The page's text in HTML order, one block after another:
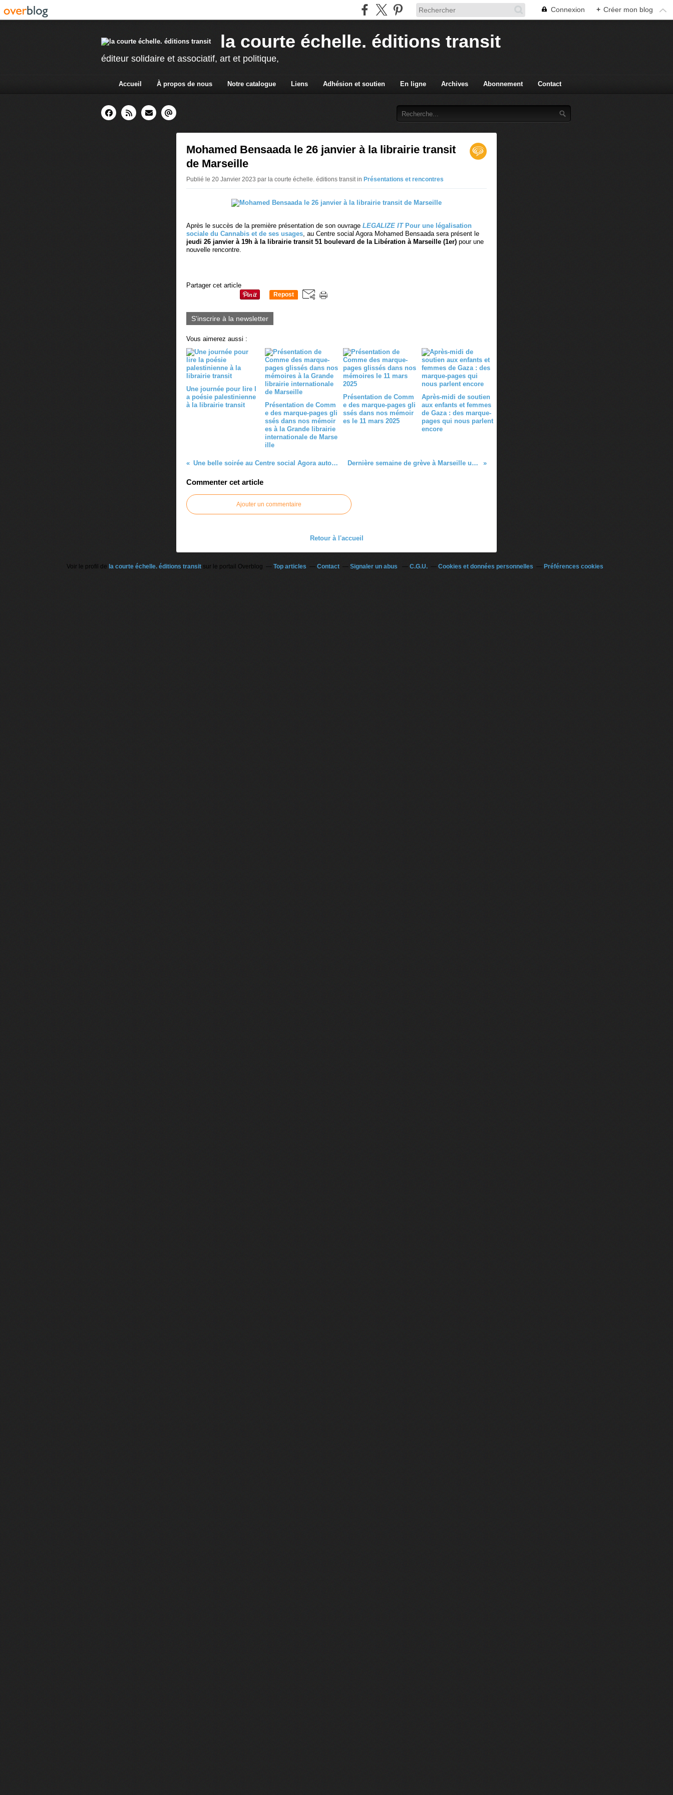
Connexion + Créer mon blog
la courte échelle. éditions transit
éditeur solidaire et associatif, art et politique,
Accueil À propos de nous Notre catalogue Liens Adhésion et soutien En ligne Archives Abonnement Contact
Mohamed Bensaada le 26 janvier à la librairie transit
de Marseille
Publié le 20 Janvier 2023 par la courte échelle. éditions transit in Présentations et rencontres
Après le succès de la première présentation de son ouvrage LEGALIZE ITPour une légalisation
sociale du Cannabis et de ses usages, au Centre social Agora Mohamed Bensaada sera présent le
jeudi 26 janvier à 19h à la librairie transit 51 boulevard de la Libération à Marseille (1er) pour une
nouvelle rencontre.
Partager cet article
Repost
S'inscrire à la newsletter
Vous aimerez aussi :
Une journée pour lire l
a poésie palestinienne
à la librairie transit
Présentation de Comm
e des marque-pages gli
ssés dans nos mémoir
es à la Grande librairie
internationale de Marse
ille
Présentation de Comm
e des marque-pages gli
ssés dans nos mémoir
es le 11 mars 2025
Après-midi de soutien
aux enfants et femmes
de Gaza : des marque-
pages qui nous parlent
encore
Une belle soirée au Centre social Agora autour du livre de Mohamed Bensaada Dernière semaine de grève à Marseille une vidéo de Muriel Modr (1995)
Commenter cet article
Ajouter un commentaire
Retour à l'accueil
Voir le profil de la courte échelle. éditions transit sur le portail Overblog Top articles Contact Signaler un abus C.G.U. Cookies et données personnelles Préférences cookies